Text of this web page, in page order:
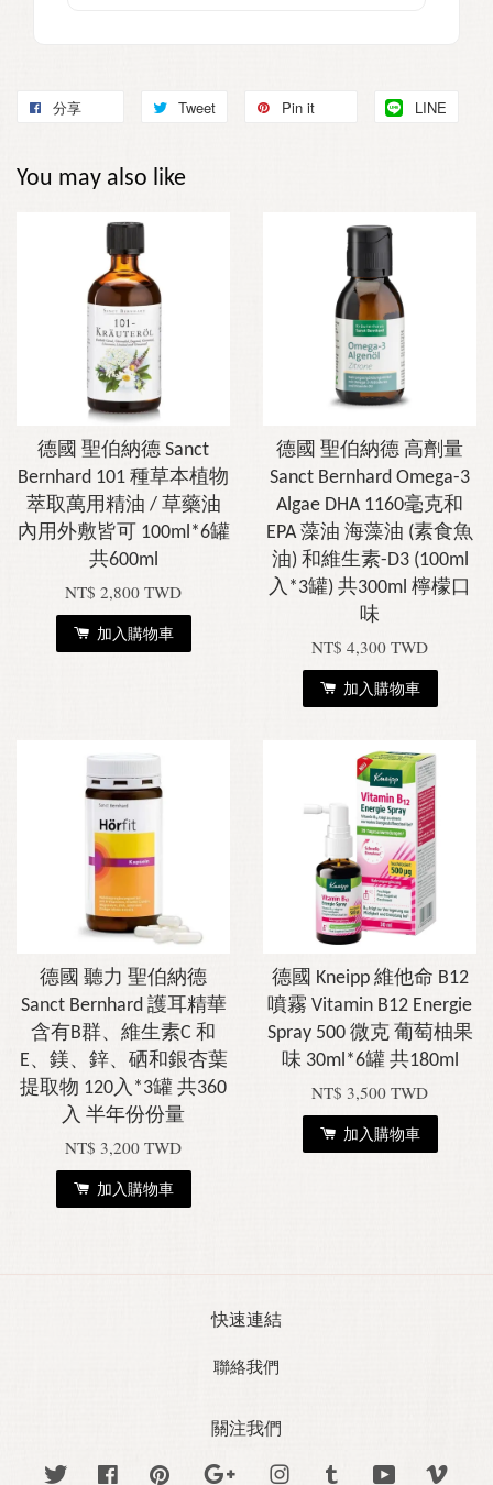
分享 Tweet Pin it LINE
You may also like
德國 聖伯納德 Sanct
Bernhard 101 種草本植物
萃取萬用精油 / 草藥油
內用外敷皆可 100ml*6罐
共600ml
NT$ 2,800 TWD
加入購物車
德國 聖伯納德 高劑量
Sanct Bernhard Omega-3
Algae DHA 1160毫克和
EPA 藻油 海藻油 (素食魚
油) 和維生素-D3 (100ml
入*3罐) 共300ml 檸檬口
味
NT$ 4,300 TWD
加入購物車
德國 聽力 聖伯納德
Sanct Bernhard 護耳精華
含有B群、維生素C 和
E、鎂、鋅、硒和銀杏葉
提取物 120入*3罐 共360
入 半年份份量
NT$ 3,200 TWD
加入購物車
德國 Kneipp 維他命 B12
噴霧 Vitamin B12 Energie
Spray 500 微克 葡萄柚果
味 30ml*6罐 共180ml
NT$ 3,500 TWD
加入購物車
快速連結
聯絡我們
關注我們
Twitter Facebook Pinterest Google Instagram Tumblr YouTube